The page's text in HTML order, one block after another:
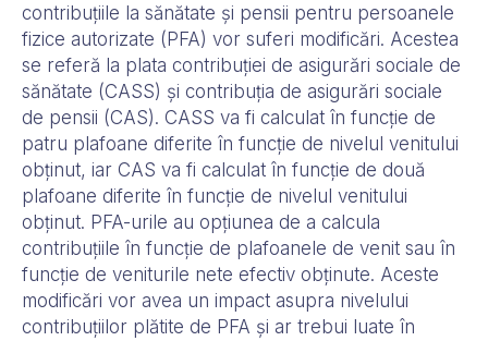
contribuțiile la sănătate și pensii pentru persoanele
fizice autorizate (PFA) vor suferi modificări. Acestea
se referă la plata contribuției de asigurări sociale de
sănătate (CASS) și contribuția de asigurări sociale
de pensii (CAS). CASS va fi calculat în funcție de
patru plafoane diferite în funcție de nivelul venitului
obținut, iar CAS va fi calculat în funcție de două
plafoane diferite în funcție de nivelul venitului
obținut. PFA-urile au opțiunea de a calcula
contribuțiile în funcție de plafoanele de venit sau în
funcție de veniturile nete efectiv obținute. Aceste
modificări vor avea un impact asupra nivelului
contribuțiilor plătite de PFA și ar trebui luate în